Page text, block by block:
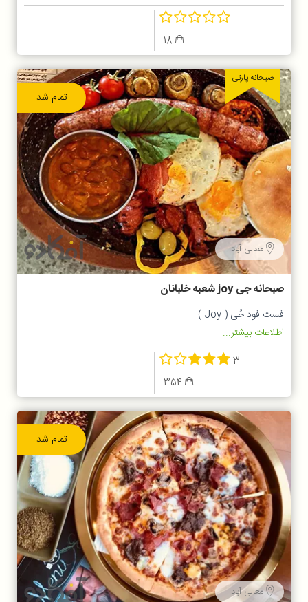
تمام شد
صبحانه پارتی
معالی آباد
صبحانه جی joy شعبه خلبانان
فست فود جُی ( Joy )
اطلاعات بیشتر...
3
تمام شد
معالی آباد